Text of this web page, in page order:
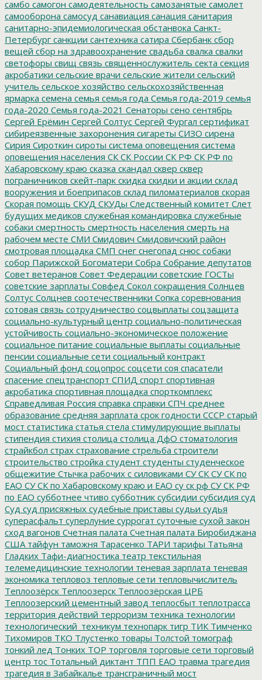
самбо самогон самодеятельность самозанятые самолет
самооборона самосуд санавиация санация санитария
санитарно-эпидемиологическая обстанвока Санкт-
Петербург санкции сантехника сатира Сбербанк сбор
вещей сбор на здравоохранение свадьба свалка свалки
светофоры свищ связь священнослужитель секта секция
акробатики сельские врачи сельские жители сельский
учитель сельское хозяйство сельскохозяйственная
ярмарка семена семья семья года Семья года-2019 семья
года-2020 Семья года-2021 Сенаторы сено сентябрь
Сергей Ерёмин Сергей Солтус Сергей Фургал сертификат
сибиреязвенные захоронения сигареты СИЗО сирена
Сирия Сироткин сироты система оповещения система
оповещения населения СК СК России СК РФ СК РФ по
Хабаровскому краю сказка скандал сквер сквер
пограничников скейт-парк скидка скидки и акции склад
вооружения и боеприпасов склад пиломатериалов скорая
Скорая помощь СКУД СКУДы Следственный комитет Слет
будущих медиков служебная командировка служебные
собаки смертность смертность населения смерть на
рабочем месте СМИ Смидович Смидовичский район
смотровая площадка СМП снег снегопад снюс собаки
собор Парижской Богоматери Собра Собрание депутатов
Совет ветеранов Совет Федерации советские ГОСТы
советские зарплаты Совфед Сокол сокращения Солнцев
Солтус Солцнев соотечественники Сопка соревнования
сотовая связь сотрудничество соцвыплаты соцзащита
социально-культурный центр социально-политическая
устойчивость социально-экономическое положение
социальное питание социальные выплаты социальные
пенсии социальные сети социальный контракт
Социальный фонд соцопрос соцсети соя спасатели
спасение спецтранспорт СПИД спорт спортивная
акробатика спортивная площадка спорткомплекс
Справедливая Россия справка справки СПЧ среднее
образование средняя зарплата срок годности СССР старый
мост статистика статья стела стимулирующие выплаты
стипендия стихия столица столица ДфО стоматология
страйкбол страх страхование стрельба строители
строительство стройка студент студенты студенческое
общежитие Стычка рабочих с силовиками СУ СК СУ СК по
ЕАО СУ СК по Хабаровскому краю и ЕАО су ск рф СУ СК РФ
по ЕАО субботнее чтиво субботник субсидии субсидия суд
Суд суд присяжных судебные приставы судьи судья
суперасфальт суперлуние суррогат суточные сухой закон
сход вагонов Счетная палата Счетная палата Биробиджана
США тайфун таможня Тарасенко ТАРИ тарифы Татьяна
Гладких Тафи-диагностика театр текстильная
телемедицинские технологии теневая зарплата теневая
экономика тепловоз тепловые сети тепловычислитель
Теплоозёрск Теплоозерск Теплоозёрская ЦРБ
Теплоозерский цементный завод теплосбыт теплотрасса
территория действий терроризм техника технологии
технологический_техникум технопарк тигр ТИК Тимченко
Тихомиров ТКО Тлустенко товары Толстой томограф
тонкий лед Тонких ТОР торговля торговые сети торговый
центр тос Тотальный диктант ТПП ЕАО травма трагедия
трагедия в Забайкалье трансграничный мост